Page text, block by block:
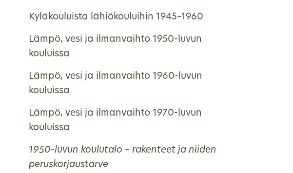
Kyläkouluista lähiökouluihin 1945–1960
Lämpö, vesi ja ilmanvaihto 1950-luvun
kouluissa
Lämpö, vesi ja ilmanvaihto 1960-luvun
kouluissa
Lämpö, vesi ja ilmanvaihto 1970-luvun
kouluissa
1950-luvun koulutalo – rakenteet ja niiden
peruskorjaustarve